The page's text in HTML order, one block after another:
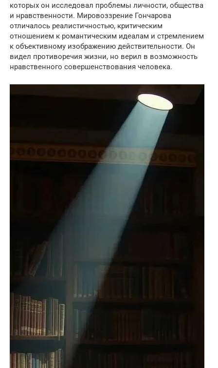
которых он исследовал проблемы личности, общества
и нравственности. Мировоззрение Гончарова
отличалось реалистичностью, критическим
отношением к романтическим идеалам и стремлением
к объективному изображению действительности. Он
видел противоречия жизни, но верил в возможность
нравственного совершенствования человека.